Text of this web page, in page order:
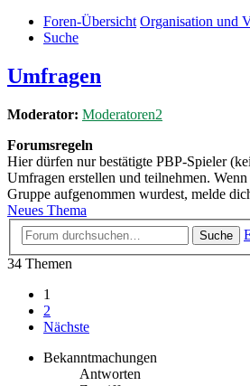
Foren-Übersicht Organisation und
Suche
Umfragen
Moderator: Moderatoren2
Forumsregeln
Hier dürfen nur bestätigte PBP-Spieler
Umfragen erstellen und teilnehmen.
Gruppe aufgenommen wurdest, melde
Neues Thema
Suche
34 Themen
1
2
Nächste
Bekanntmachungen
Antworten